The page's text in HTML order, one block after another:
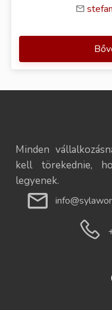
Minden
kell törekednie,
legyenek.